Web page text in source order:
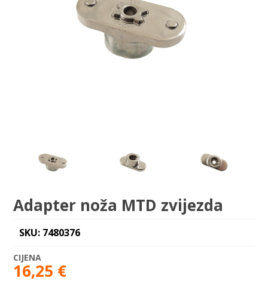
Adapter noža MTD zvijezda
SKU: 7480376
16,25 €